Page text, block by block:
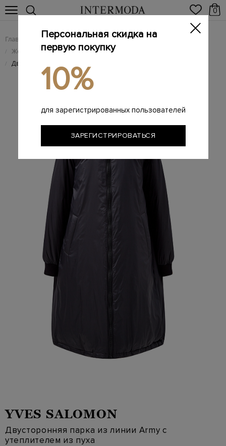
0
Главная Женщинам / Женская одежда
/ Женские пуховики
/ Двусторонняя парка из линии Army с утеплителем из пуха
YVES SALOMON
Двусторонняя парка из линии Army с
утеплителем из пуха
Персональная скидка на
первую покупку
10%
для зарегистрированных пользователей
ЗАРЕГИСТРИРОВАТЬСЯ